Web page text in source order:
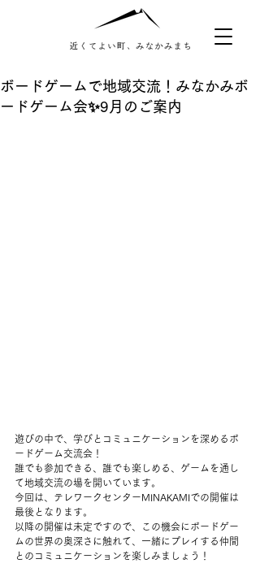
ボードゲームで地域交流！みなかみボ
ードゲーム会✨9月のご案内
遊びの中で、学びとコミュニケーションを深めるボ
ードゲーム交流会！
誰でも参加できる、誰でも楽しめる、ゲームを通し
て地域交流の場を開いています。
今回は、テレワークセンターMINAKAMIでの開催は
最後となります。
以降の開催は未定ですので、この機会にボードゲー
ムの世界の奥深さに触れて、一緒にプレイする仲間
とのコミュニケーションを楽しみましょう！